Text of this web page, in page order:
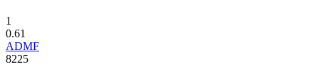
1
0.61
ADMF
8225